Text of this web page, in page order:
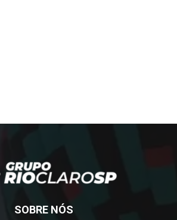
SOBRE NÓS